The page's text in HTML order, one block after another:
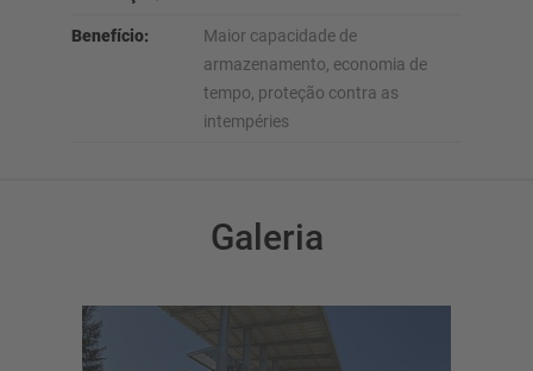
Benefício:
Maior capacidade de
armazenamento, economia de
tempo, proteção contra as
intempéries
Galeria